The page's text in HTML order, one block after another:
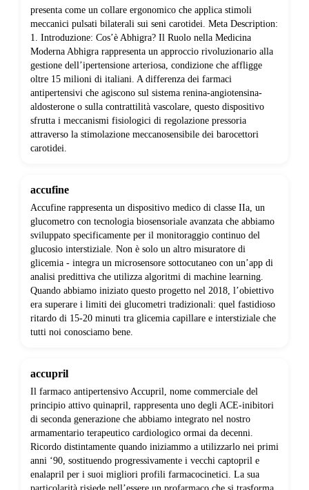
presenta come un collare ergonomico che applica stimoli
meccanici pulsati bilaterali sui seni carotidei. Meta Description:
1. Introduzione: Cos’è Abhigra? Il Ruolo nella Medicina
Moderna Abhigra rappresenta un approccio rivoluzionario alla
gestione dell’ipertensione arteriosa, condizione che affligge
oltre 15 milioni di italiani. A differenza dei farmaci
antipertensivi che agiscono sul sistema renina-angiotensina-
aldosterone o sulla contrattilità vascolare, questo dispositivo
sfrutta i meccanismi fisiologici di regolazione pressoria
attraverso la stimolazione meccanosensibile dei barocettori
carotidei.
accufine
Accufine rappresenta un dispositivo medico di classe IIa, un
glucometro con tecnologia biosensoriale avanzata che abbiamo
sviluppato specificamente per il monitoraggio continuo del
glucosio interstiziale. Non è solo un altro misuratore di
glicemia - integra un microsensore sottocutaneo con un’app di
analisi predittiva che utilizza algoritmi di machine learning.
Quando abbiamo iniziato questo progetto nel 2018, l’obiettivo
era superare i limiti dei glucometri tradizionali: quel fastidioso
ritardo di 15-20 minuti tra glicemia capillare e interstiziale che
tutti noi conosciamo bene.
accupril
Il farmaco antipertensivo Accupril, nome commerciale del
principio attivo quinapril, rappresenta uno degli ACE-inibitori
di seconda generazione che abbiamo integrato nel nostro
armamentario terapeutico cardiologico ormai da decenni.
Ricordo distintamente quando iniziammo a utilizzarlo nei primi
anni ‘90, sostituendo progressivamente i vecchi captopril e
enalapril per i suoi migliori profili farmacocinetici. La sua